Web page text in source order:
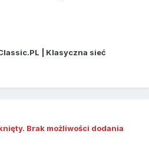
| Klasyczna sieć
Brak możliwości dodania